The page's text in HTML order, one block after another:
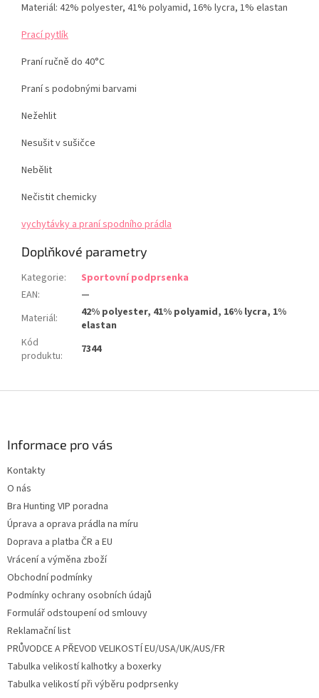
Materiál: 42% polyester, 41% polyamid, 16% lycra, 1% elastan
Prací pytlík
Praní ručně do 40°C
Praní s podobnými barvami
Nežehlit
Nesušit v sušičce
Nebělit
Nečistit chemicky
vychytávky a praní spodního prádla
Doplňkové parametry
Kategorie:
Sportovní podprsenka
EAN:
—
Materiál:
42% polyester, 41% polyamid, 16% lycra, 1%
elastan
Kód
produktu: 7344
Informace pro vás
Kontakty
O nás
Bra Hunting VIP poradna
Úprava a oprava prádla na míru
Doprava a platba ČR a EU
Vrácení a výměna zboží
Obchodní podmínky
Podmínky ochrany osobních údajů
Formulář odstoupení od smlouvy
Reklamační list
PRŮVODCE A PŘEVOD VELIKOSTÍ EU/USA/UK/AUS/FR
Tabulka velikostí kalhotky a boxerky
Tabulka velikostí při výběru podprsenky